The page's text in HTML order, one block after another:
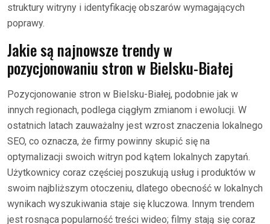
struktury witryny i identyfikację obszarów wymagających
poprawy.
Jakie są najnowsze trendy w
pozycjonowaniu stron w Bielsku-Białej
Pozycjonowanie stron w Bielsku-Białej, podobnie jak w
innych regionach, podlega ciągłym zmianom i ewolucji. W
ostatnich latach zauważalny jest wzrost znaczenia lokalnego
SEO, co oznacza, że firmy powinny skupić się na
optymalizacji swoich witryn pod kątem lokalnych zapytań.
Użytkownicy coraz częściej poszukują usług i produktów w
swoim najbliższym otoczeniu, dlatego obecność w lokalnych
wynikach wyszukiwania staje się kluczowa. Innym trendem
jest rosnąca popularność treści wideo; filmy stają się coraz